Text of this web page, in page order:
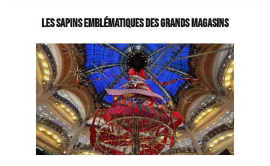
Les sapins emblématiques des grands magasins